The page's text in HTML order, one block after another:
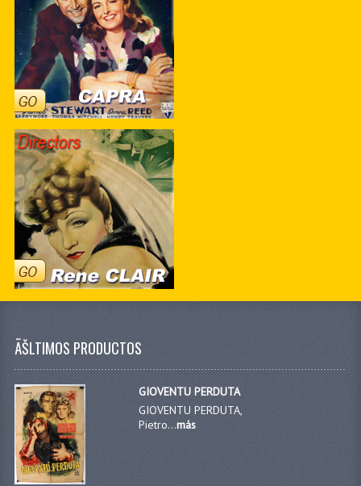
ÃŠLTIMOS PRODUCTOS
GIOVENTU PERDUTA
GIOVENTU PERDUTA,
Pietro...más